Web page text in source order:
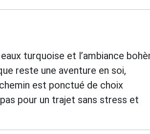
turquoise et l’ambiance
reste une aventure en soi,
est ponctué de choix
pour un trajet sans stress et